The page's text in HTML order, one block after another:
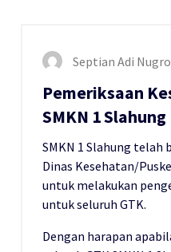
Septian Adi
Pemeriksaan
SMKN 1 Slahung
SMKN 1 Slahung telah
Dinas Kesehatan/
untuk melakukan
untuk seluruh GTK.
Dengan harapan